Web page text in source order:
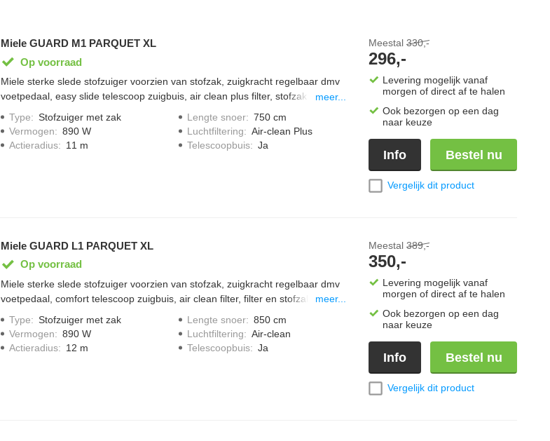
Miele GUARD M1 PARQUET XL
Op voorraad
Miele sterke slede stofzuiger voorzien van stofzak, zuigkracht regelbaar dmv
voetpedaal, easy slide telescoop zuigbuis, air clean plus filter, stofzak "vol"
gereduceerd geluidsniveau van 77 decibel, SBD 365-3 vloerborstel en een
SBB400 parketborstel meegeleverd, display met LED iconen, zuigvermogen
meer...
Type: Stofzuiger met zak
Vermogen: 890 W
Actieradius: 11 m
Lengte snoer: 750 cm
Luchtfiltering: Air-clean Plus
Telescoopbuis: Ja
Meestal 330,-
296,-
Levering mogelijk vanaf
morgen of direct af te halen
Ook bezorgen op een dag
naar keuze
Info Bestel nu
Vergelijk dit product
Miele GUARD L1 PARQUET XL
Op voorraad
Miele sterke slede stofzuiger voorzien van stofzak, zuigkracht regelbaar dmv
voetpedaal, comfort telescoop zuigbuis, air clean filter, filter en stofzak "vol"
gereduceerd geluidsniveau van 75 decibel, SBD365-3 vloerborstel en een
SBB 400 parketborstel meegeleverd, display met LED iconen, zuigvermogen
meer...
Type: Stofzuiger met zak
Vermogen: 890 W
Actieradius: 12 m
Lengte snoer: 850 cm
Luchtfiltering: Air-clean
Telescoopbuis: Ja
Meestal 389,-
350,-
Levering mogelijk vanaf
morgen of direct af te halen
Ook bezorgen op een dag
naar keuze
Info Bestel nu
Vergelijk dit product